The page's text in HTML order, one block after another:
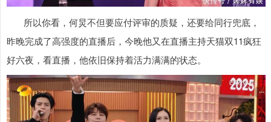
所以你看，何炅不但要应付评审的质疑，还要给同行兜底，
昨晚完成了高强度的直播后，今晚他又在直播主持天猫双11疯狂
好六夜，看直播，他依旧保持着活力满满的状态。